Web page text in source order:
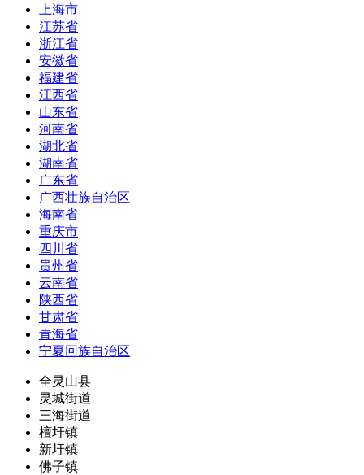
上海市
江苏省
浙江省
安徽省
福建省
江西省
山东省
河南省
湖北省
湖南省
广东省
广西壮族自治区
海南省
重庆市
四川省
贵州省
云南省
陕西省
甘肃省
青海省
宁夏回族自治区
全灵山县
灵城街道
三海街道
檀圩镇
新圩镇
佛子镇